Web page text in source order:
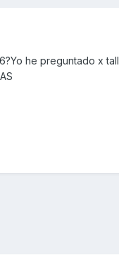
he preguntado x